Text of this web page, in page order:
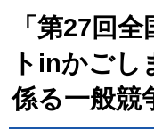
「第27回
トinかごし
係る一般競